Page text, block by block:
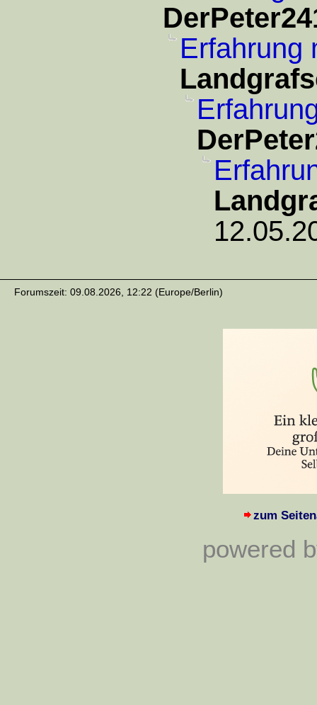
Erfahrung
Forumszeit: 09.08.2026, 12:22 (Europe/Berlin)
zum
powered